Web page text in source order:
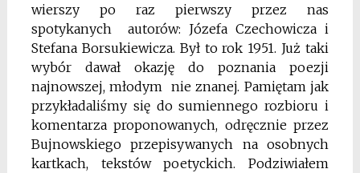
wierszy po raz pierwszy przez nas
spotykanych autorów: Józefa Czechowicza i
Stefana Borsukiewicza. Był to rok 1951. Już taki
wybór dawał okazję do poznania poezji
najnowszej, młodym nie znanej. Pamiętam jak
przykładaliśmy się do sumiennego rozbioru i
komentarza proponowanych, odręcznie przez
Bujnowskiego przepisywanych na osobnych
kartkach, tekstów poetyckich. Podziwiałem